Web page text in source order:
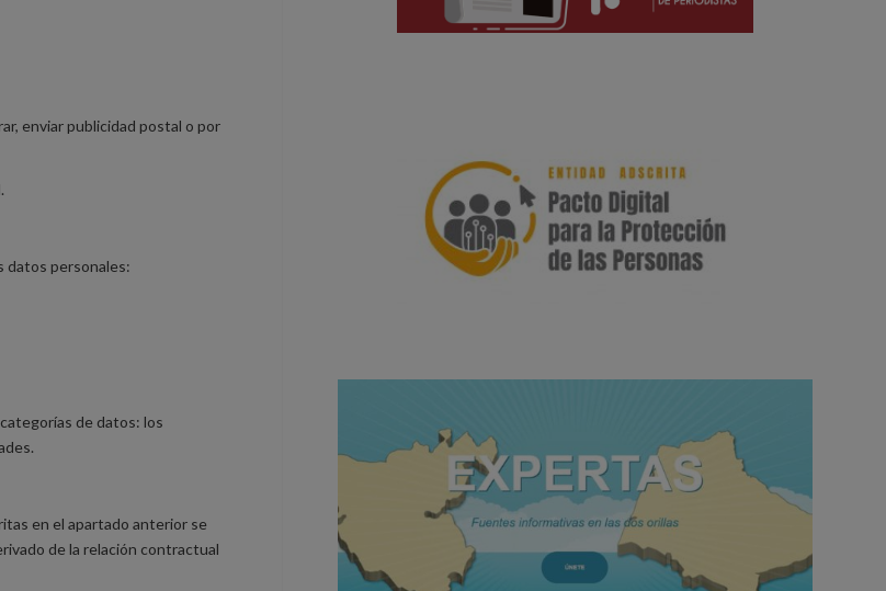
enviar publicidad postal o por
datos personales:
de datos: los
en el apartado anterior se
de la relación contractual